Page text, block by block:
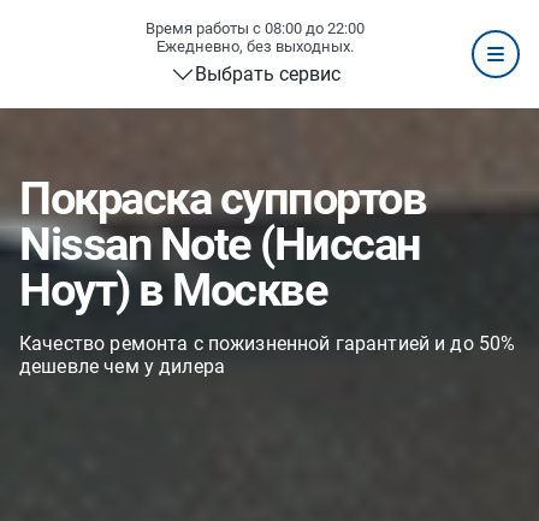
Время работы с 08:00 до 22:00
Ежедневно, без выходных.
Выбрать сервис
Покраска суппортов
Nissan Note (Ниссан
Ноут) в Москве
Качество ремонта с пожизненной гарантией и до 50%
дешевле чем у дилера